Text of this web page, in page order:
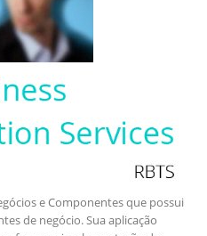
e Componentes que possui
de negócio. Sua aplicação